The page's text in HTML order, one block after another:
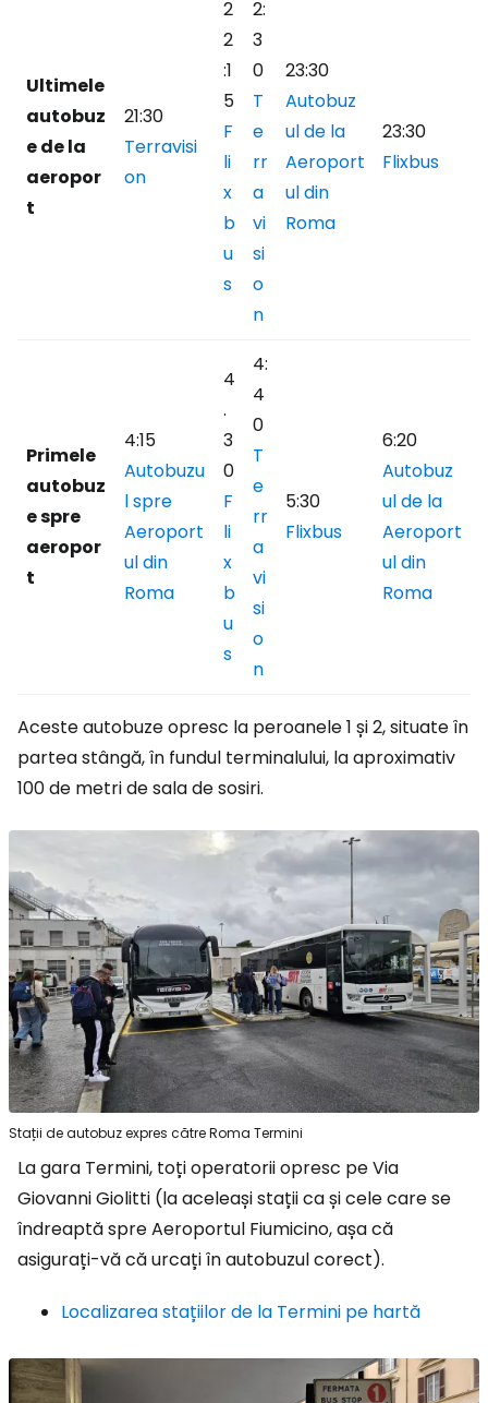
Ultimele
autobuz
e de la
aeropor
t
21:30
Terravisi
on
2
2
:1
5
F
li
x
b
u
s
2:
3
0
T
e
rr
a
vi
si
o
n
23:30
Autobuz
ul de la
Aeroport
ul din
Roma
23:30
Flixbus
Primele
autobuz
e spre
aeropor
t
4:15
Autobuzu
l spre
Aeroport
ul din
Roma
4
.
3
0
F
li
x
b
u
s
4:
4
0
T
e
rr
a
vi
si
o
n
5:30
Flixbus
6:20
Autobuz
ul de la
Aeroport
ul din
Roma
Aceste autobuze opresc la peroanele 1 și 2, situate în
partea stângă, în fundul terminalului, la aproximativ
100 de metri de sala de sosiri.
Stații de autobuz expres către Roma Termini
La gara Termini, toți operatorii opresc pe Via
Giovanni Giolitti (la aceleași stații ca și cele care se
îndreaptă spre Aeroportul Fiumicino, așa că
asigurați-vă că urcați în autobuzul corect).
Localizarea stațiilor de la Termini pe hartă